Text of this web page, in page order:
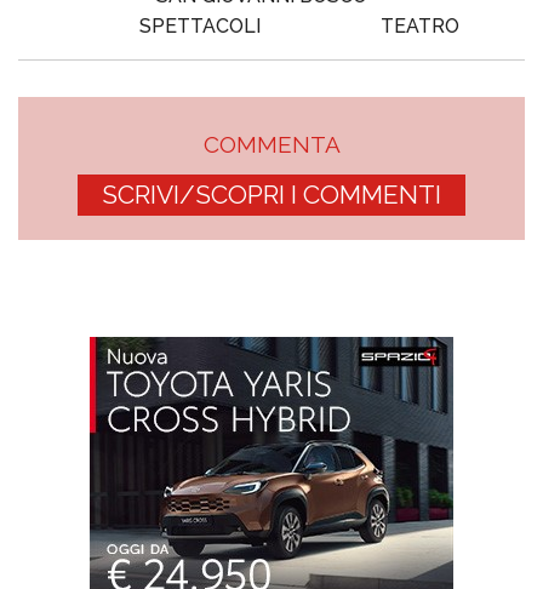
SPETTACOLI
TEATRO
COMMENTA
SCRIVI/SCOPRI I COMMENTI